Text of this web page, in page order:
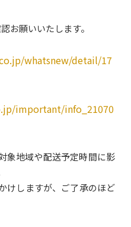
お願いいたします。
whatsnew/detail/17
important/info_21070
象地域や配送予定時間に影
けしますが、ご了承のほど